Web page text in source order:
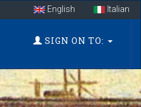
English Italian
SIGN ON TO: